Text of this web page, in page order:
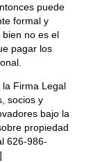
puede
formal y
no es el
pagar los
Firma Legal
socios y
bajo la
propiedad
626-986-